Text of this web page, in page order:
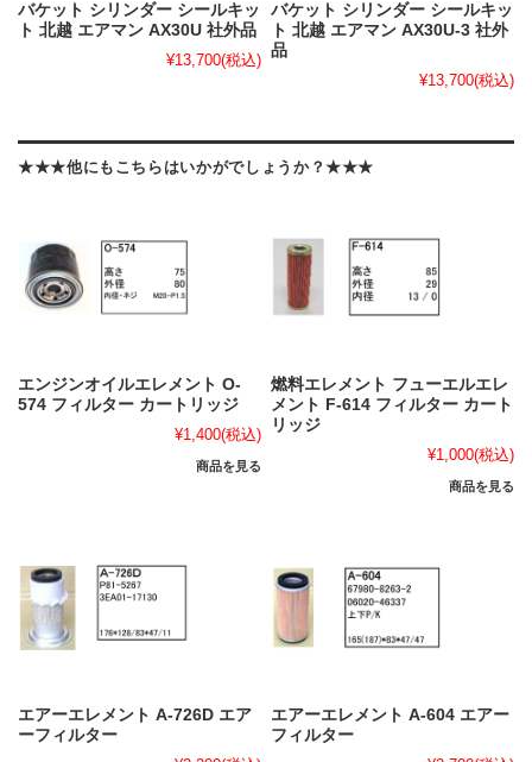
バケット シリンダー シールキッ
ト 北越 エアマン AX30U 社外品
¥13,700(税込)
バケット シリンダー シールキッ
ト 北越 エアマン AX30U-3 社外
品
¥13,700(税込)
★★★他にもこちらはいかがでしょうか？★★★
エンジンオイルエレメント O-
574 フィルター カートリッジ
¥1,400(税込)
商品を見る
燃料エレメント フューエルエレ
メント F-614 フィルター カート
リッジ
¥1,000(税込)
商品を見る
エアーエレメント A-726D エア
ーフィルター
エアーエレメント A-604 エアー
フィルター